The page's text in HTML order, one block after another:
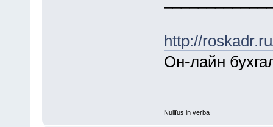
http://
Он-лайн
Nullīus in verba